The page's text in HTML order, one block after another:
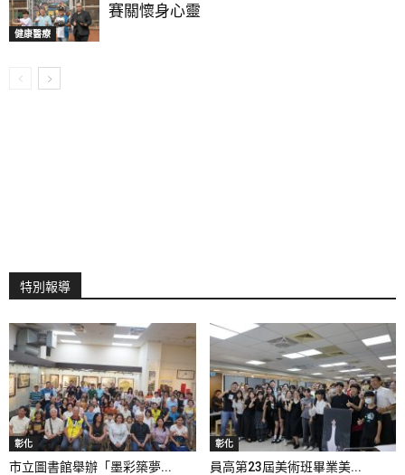
健康醫療
賽關懷身心靈
特別報導
彰化
市立圖書館舉辦「墨彩築夢...
彰化
員高第23屆美術班畢業美...